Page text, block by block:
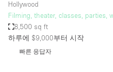
Hollywood
Filming, theater, classes, parties,
8,500 sq ft
하루에 $9,000부터 시작
빠른 응답자